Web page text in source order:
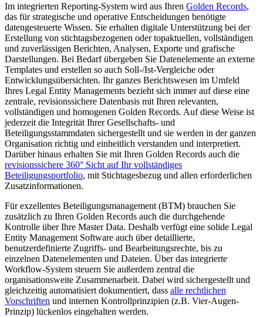
Im integrierten Reporting-System wird aus Ihren Golden Records,
das für strategische und operative Entscheidungen benötigte
datengesteuerte Wissen. Sie erhalten digitale Unterstützung bei der
Erstellung von stichtagsbezogenen oder topaktuellen, vollständigen
und zuverlässigen Berichten, Analysen, Exporte und grafische
Darstellungen. Bei Bedarf übergeben Sie Datenelemente an externe
Templates und erstellen so auch Soll-/Ist-Vergleiche oder
Entwicklungsübersichten. Ihr ganzes Berichtswesen im Umfeld
Ihres Legal Entity Managements bezieht sich immer auf diese eine
zentrale, revisionssichere Datenbasis mit Ihren relevanten,
vollständigen und homogenen Golden Records. Auf diese Weise ist
jederzeit die Integrität Ihrer Gesellschafts- und
Beteiligungsstammdaten sichergestellt und sie werden in der ganzen
Organisation richtig und einheitlich verstanden und interpretiert.
Darüber hinaus erhalten Sie mit Ihren Golden Records auch die
revisionssichere 360° Sicht auf Ihr vollständiges
Beteiligungsportfolio, mit Stichtagesbezug und allen erforderlichen
Zusatzinformationen.
Für exzellentes Beteiligungsmanagement (BTM) brauchen Sie
zusätzlich zu Ihren Golden Records auch die durchgehende
Kontrolle über Ihre Master Data. Deshalb verfügt eine solide Legal
Entity Management Software auch über detaillierte,
benutzerdefinierte Zugriffs- und Bearbeitungsrechte, bis zu
einzelnen Datenelementen und Dateien. Über das integrierte
Workflow-System steuern Sie außerdem zentral die
organisationsweite Zusammenarbeit. Dabei wird sichergestellt und
gleichzeitig automatisiert dokumentiert, dass alle rechtlichen
Vorschriften und internen Kontrollprinzipien (z.B. Vier-Augen-
Prinzip) lückenlos eingehalten werden.